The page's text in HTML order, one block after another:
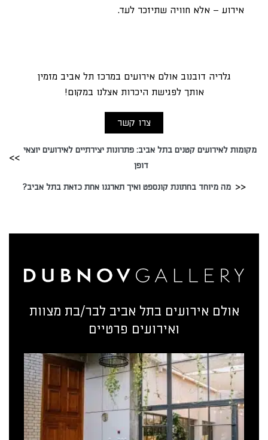
אירוע – אלא חוויה שתיזכר לעד.
גלריה דובנוב אולם אירועים במרכז תל אביב מזמין
אותך לפגישת היכרות אצלנו במקום!
צרו קשר
מקומות לאירועים קטנים בתל אביב: פתרונות יצירתיים לאירועים יוצאי
דופן
מה מיוחד בחתונת קונספט ואיך תארגנו אחת כזאת בתל אביב?
אולם אירועים בתל אביב לבר/בת מצוות
ואירועים פרטיים